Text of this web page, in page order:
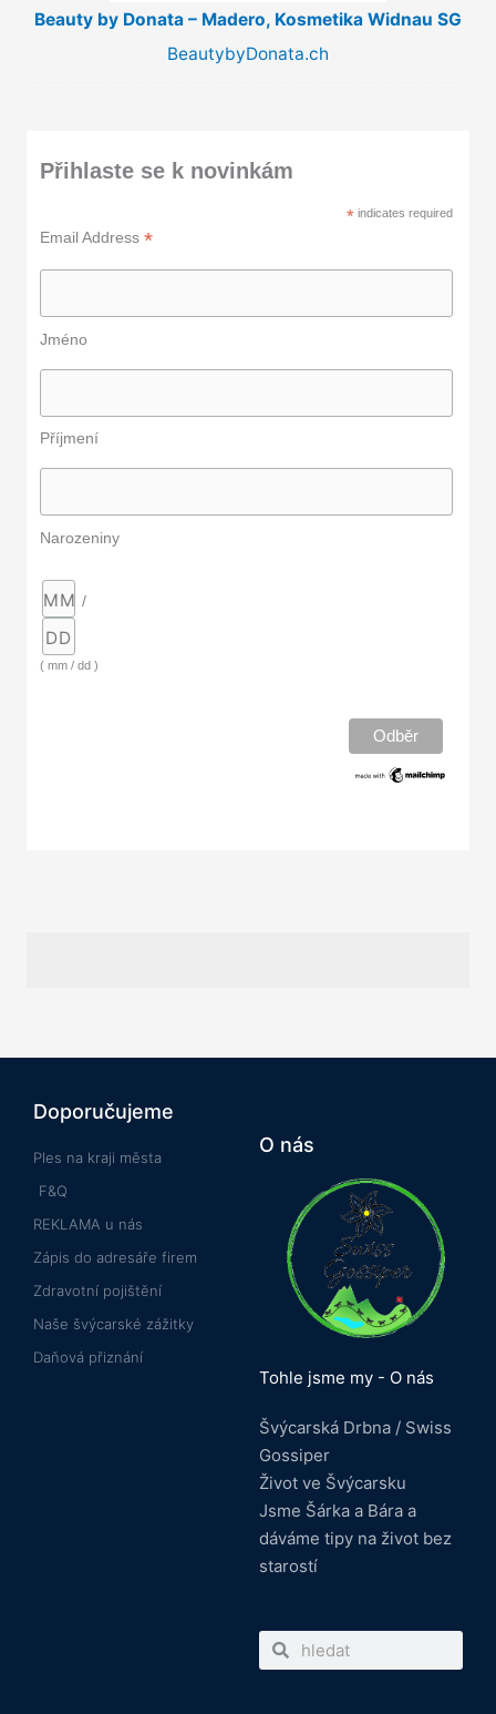
Beauty by Donata – Madero, Kosmetika Widnau SG
BeautybyDonata.ch
Přihlaste se k novinkám
*indicates required
Email Address *
Jméno
Příjmení
Narozeniny
/
( mm / dd )
Doporučujeme
Ples na kraji města
F&Q
REKLAMA u nás
Zápis do adresáře firem
Zdravotní pojištění
Naše švýcarské zážitky
Daňová přiznání
O nás
Tohle jsme my - O nás
Švýcarská Drbna / Swiss
Gossiper
Život ve Švýcarsku
Jsme Šárka a Bára a
dáváme tipy na život bez
starostí
SearchSearch